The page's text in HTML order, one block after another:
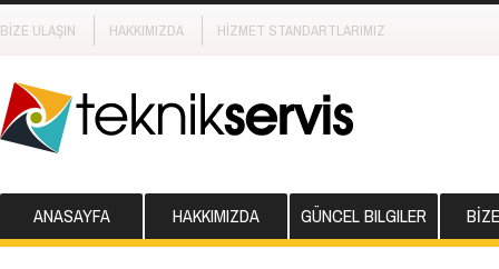
BİZE ULAŞIN HAKKIMIZDA HİZMET STANDARTLARIMIZ
ANASAYFA HAKKIMIZDA GÜNCEL BILGILER